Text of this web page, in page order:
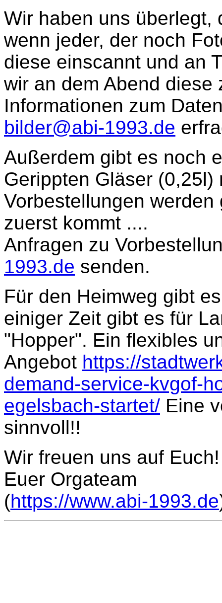
Wir haben uns überlegt,
wenn jeder, der noch
diese einscannt und an
wir an dem Abend diese
Informationen zum
bilder@abi-1993.de
Außerdem gibt es noch
Gerippten Gläser
Vorbestellungen
zuerst kommt ....
Anfragen zu
1993.de senden.
Für den Heimweg gibt
einiger Zeit gibt es für
"Hopper". Ein flexibles
Angebot https://
demand-service-kvgof-
egelsbach-startet/ Eine
sinnvoll!!
Wir freuen uns auf Euch!
Euer Orgateam
(https://www.abi-1993.de